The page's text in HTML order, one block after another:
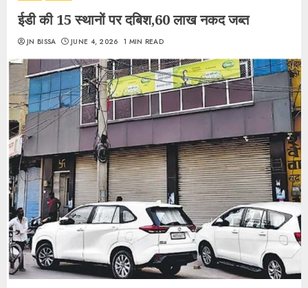
ईडी की 15 स्थानों पर दबिश,60 लाख नकद जब्त
JN BISSA JUNE 4, 2026 1 MIN READ